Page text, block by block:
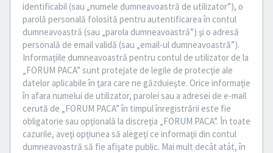
identificabil (sau „numele dumneavoastră de utilizator”), o
parolă personală folosită pentru autentificarea în contul
dumneavoastră (sau „parola dumneavoastră”) şi o adresă
personală de email validă (sau „email-ul dumneavoastră”).
Informaţiile dumneavoastră pentru contul de utilizator de la
„FORUM PACA” sunt protejate de legile de protecţie ale
datelor aplicabile în ţara care ne găzduieşte. Orice informaţie
în afara numelui de utilizator, parolei sau a adresei de e-mail
cerută de „FORUM PACA” în timpul înregistrării este fie
obligatorie sau opţională la discreţia „FORUM PACA”. În toate
cazurile, aveţi opţiunea să alegeţi ce informaţii din contul
dumneavoastră să fie afişate public. Mai mult decât atât, în